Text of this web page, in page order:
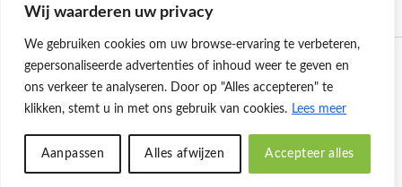
Wij waarderen uw privacy
We gebruiken cookies om uw browse-ervaring te verbeteren,
gepersonaliseerde advertenties of inhoud weer te geven en
ons verkeer te analyseren. Door op "Alles accepteren" te
klikken, stemt u in met ons gebruik van cookies. Lees meer
Aanpassen Alles afwijzen Accepteer alles
info@vitaminentotaal.nl
© 2026 -Vitaminentotaal.nl